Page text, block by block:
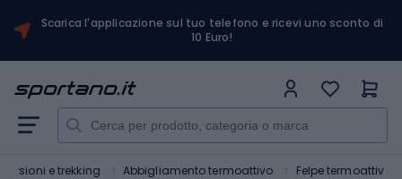
Scarica l'applicazione sul tuo telefono e ricevi uno sconto di
10 Euro!
e trekking Abbigliamento termoattivo Felpe termoattive